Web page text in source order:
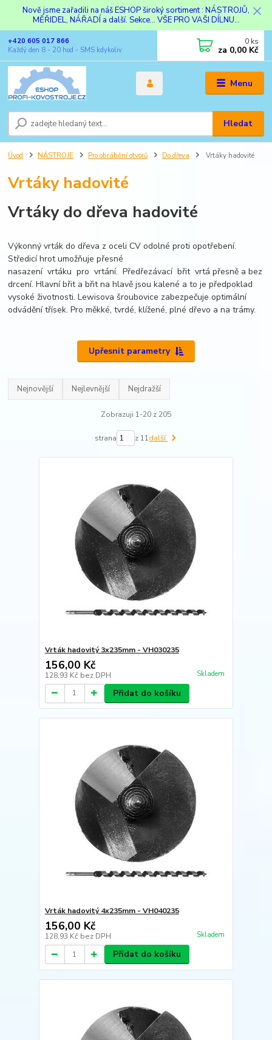
Nově jsme zařadili na náš ESHOP široký sortiment : NÁSTROJŮ,
MĚŘIDEL, NÁŘADÍ a další. Sekce... VŠE PRO VAŠI DÍLNU...
Menu
Hledat
+420 605 017 866
Každý den 8 - 20 hod - SMS kdykoliv
0 ks
za 0,00 Kč
Úvod NÁSTROJE Pro obrábění otvorů Do dřeva Vrtáky hadovité
Vrtáky hadovité
Vrtáky do dřeva hadovité
Výkonný vrták do dřeva z oceli CV odolné proti opotřebení.
Středicí hrot umožňuje přesné
nasazení vrtáku pro vrtání. Předřezávací břit vrtá přesně a bez
drcení. Hlavní břit a břit na hlavě jsou kalené a to je předpoklad
vysoké životnosti. Lewisova šroubovice zabezpečuje optimální
odvádění třísek. Pro měkké, tvrdé, klížené, plné dřevo a na trámy.
Upřesnit parametry
Nejnovější Nejlevnější Nejdražší
Zobrazuji 1-20 z 205
strana z 11další
Vrták hadovitý 3x235mm - VH030235
156,00 Kč
128,93 Kč bez DPH Skladem
Přidat do košíku
Vrták hadovitý 4x235mm - VH040235
156,00 Kč
128,93 Kč bez DPH Skladem
Přidat do košíku